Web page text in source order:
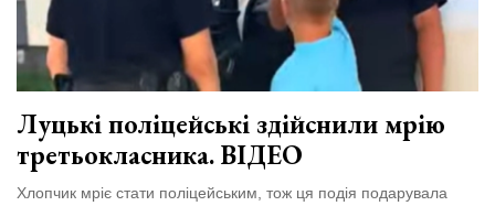
Спартакіада
VolWe...
29 Липня 2026
575 переглядів
Персона
Лайф
Луцькі поліцейські здійснили мрію
третьокласника. ВІДЕО
Хлопчик мріє стати поліцейським, тож ця подія подарувала